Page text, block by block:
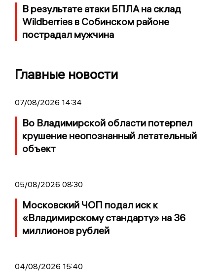
В результате атаки БПЛА на склад
Wildberries в Собинском районе
пострадал мужчина
Главные новости
07/08/2026 14:34
Во Владимирской области потерпел
крушение неопознанный летательный
объект
05/08/2026 08:30
Московский ЧОП подал иск к
«Владимирскому стандарту» на 36
миллионов рублей
04/08/2026 15:40